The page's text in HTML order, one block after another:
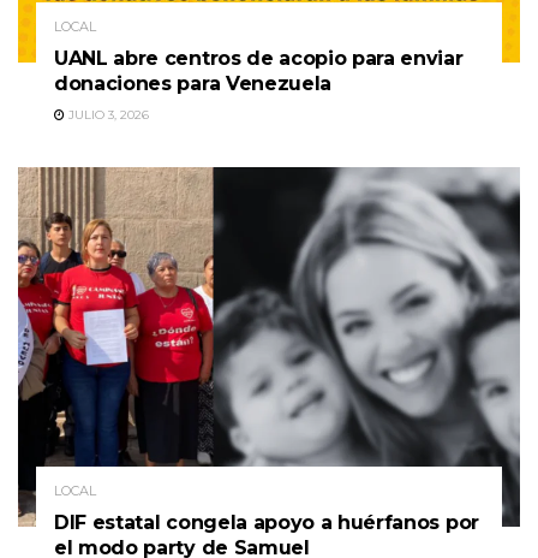
LOCAL
UANL abre centros de acopio para enviar
donaciones para Venezuela
JULIO 3, 2026
LOCAL
DIF estatal congela apoyo a huérfanos por
el modo party de Samuel